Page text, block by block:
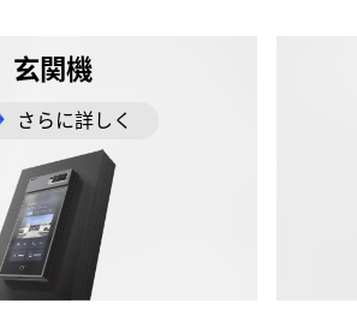
玄関機
さらに詳しく